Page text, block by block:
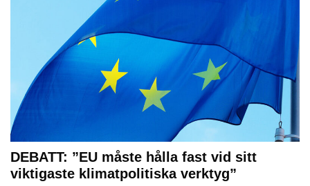
DEBATT: ”EU måste hålla fast vid sitt
viktigaste klimatpolitiska verktyg”